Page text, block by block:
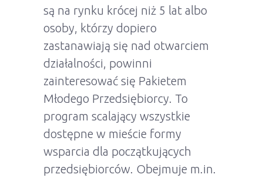
są na rynku krócej niż 5 lat albo
osoby, którzy dopiero
zastanawiają się nad otwarciem
działalności, powinni
zainteresować się Pakietem
Młodego Przedsiębiorcy. To
program scalający wszystkie
dostępne w mieście formy
wsparcia dla początkujących
przedsiębiorców. Obejmuje m.in.